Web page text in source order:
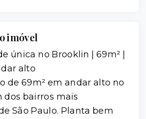
imóvel
única no Brooklin | 69m² |
alto
de 69m² em andar alto no
dos bairros mais
São Paulo. Planta bem